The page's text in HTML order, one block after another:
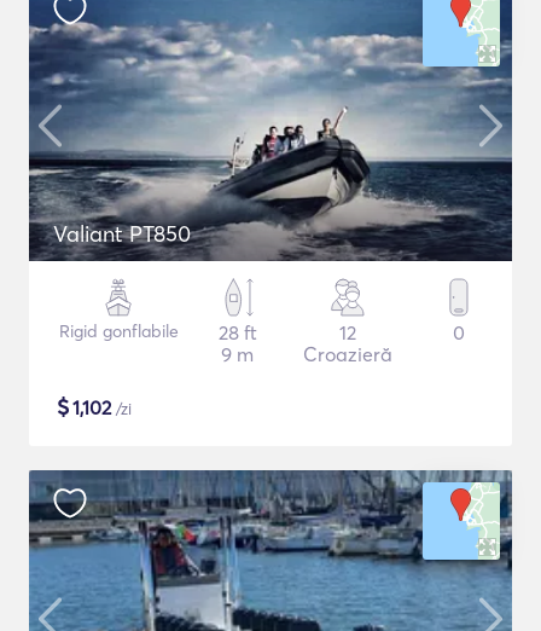
Valiant PT850
Rigid gonflabile
28 ft
9 m
12
Croazieră
0
$1,102/zi